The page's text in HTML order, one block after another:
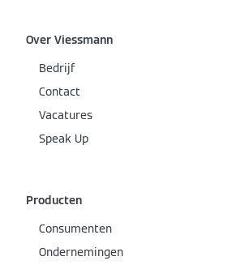
Over Viessmann
Bedrijf
Contact
Vacatures
Speak Up
Producten
Consumenten
Ondernemingen